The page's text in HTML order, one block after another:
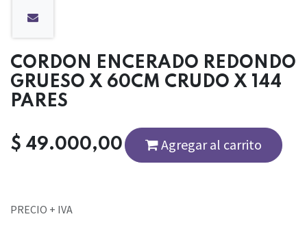
CORDON ENCERADO REDONDO
GRUESO X 60CM CRUDO X 144
PARES
$ 49.000,00 Agregar al carrito
PRECIO + IVA